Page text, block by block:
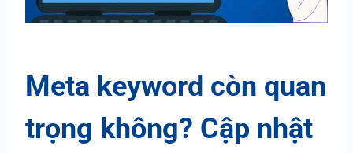
Meta keyword còn quan
trọng không? Cập nhật